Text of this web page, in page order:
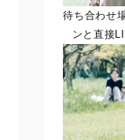
待ち合わせ
ンと直接